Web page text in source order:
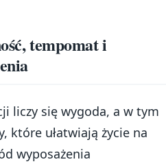
tempomat i
liczy się wygoda, a w tym
które ułatwiają życie na
wyposażenia